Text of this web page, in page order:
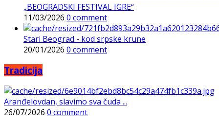
„BEOGRADSKI FESTIVAL IGRE“
11/03/2026 0 comment
Stari Beograd - kod srpske krune
20/01/2026 0 comment
Tradicija
Aranđelovdan, slavimo sva čuda ...
26/07/2026 0 comment